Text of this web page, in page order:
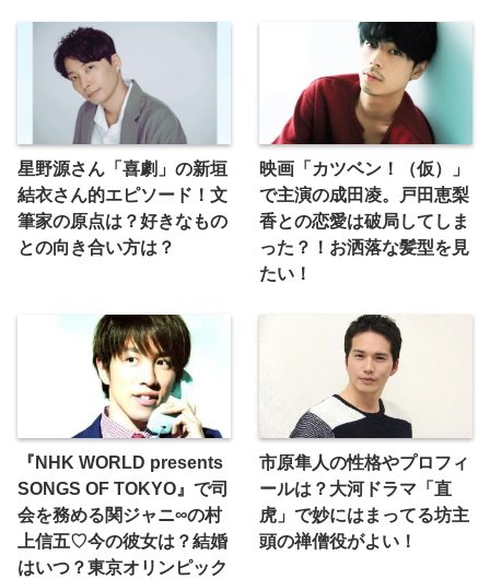
星野源さん「喜劇」の新垣
結衣さん的エピソード！文
筆家の原点は？好きなもの
との向き合い方は？
映画「カツベン！（仮）」
で主演の成田凌。戸田恵梨
香との恋愛は破局してしま
った？！お洒落な髪型を見
たい！
『NHK WORLD presents
SONGS OF TOKYO』で司
会を務める関ジャニ∞の村
上信五♡今の彼女は？結婚
はいつ？東京オリンピック
市原隼人の性格やプロフィ
ールは？大河ドラマ「直
虎」で妙にはまってる坊主
頭の禅僧役がよい！